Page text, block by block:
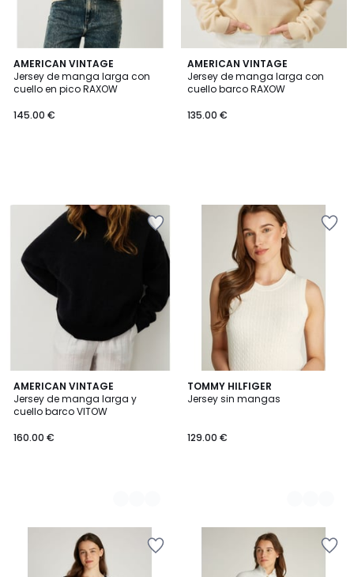
AMERICAN VINTAGE
Jersey de manga larga con
cuello en pico RAXOW
145.00 €
AMERICAN VINTAGE
Jersey de manga larga con
cuello barco RAXOW
135.00 €
AMERICAN VINTAGE
Jersey de manga larga y
cuello barco VITOW
160.00 €
4
Colores
TOMMY HILFIGER
Jersey sin mangas
129.00 €
2
Colores